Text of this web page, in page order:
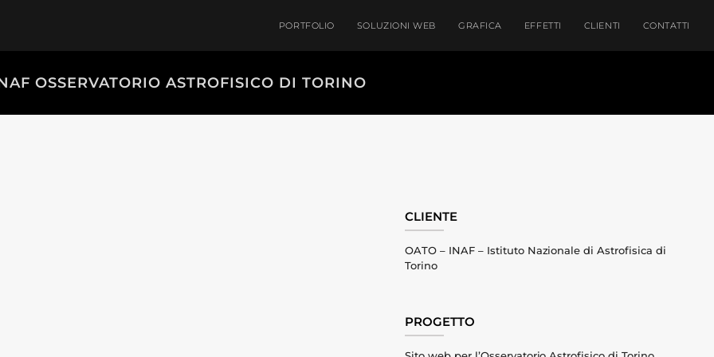
PORTFOLIO SOLUZIONI WEB GRAFICA EFFETTI CLIENTI CONTATTI
OSSERVATORIO ASTROFISICO DI TORINO
CLIENTE
OATO – INAF – Istituto Nazionale di Astrofisica di
Torino
PROGETTO